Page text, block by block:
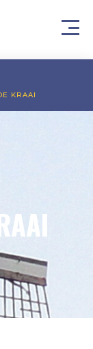
KRAAI